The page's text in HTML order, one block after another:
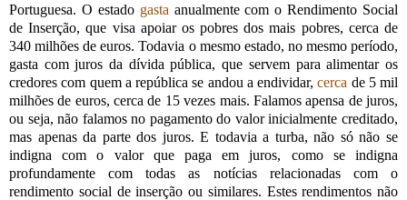
Portuguesa. O estado gasta anualmente com o Rendimento Social
de Inserção, que visa apoiar os pobres dos mais pobres, cerca de
340 milhões de euros. Todavia o mesmo estado, no mesmo período,
gasta com juros da dívida pública, que servem para alimentar os
credores com quem a república se andou a endividar,cerca de 5 mil
milhões de euros, cerca de 15 vezes mais. Falamos apensa de juros,
ou seja, não falamos no pagamento do valor inicialmente creditado,
mas apenas da parte dos juros. E todavia a turba, não só não se
indigna com o valor que paga em juros, como se indigna
profundamente com todas as notícias relacionadas com o
rendimento social de inserção ou similares. Estes rendimentos não